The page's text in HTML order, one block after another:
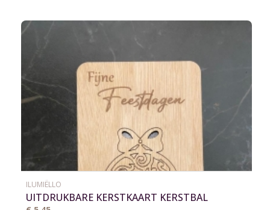
ILUMIËLLO
UITDRUKBARE KERSTKAART KERSTBAL